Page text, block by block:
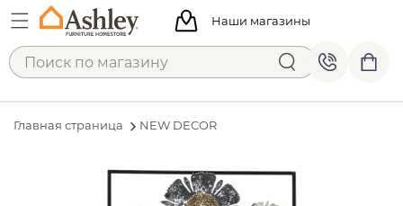
Наши магазины
Главная страница NEW DECOR